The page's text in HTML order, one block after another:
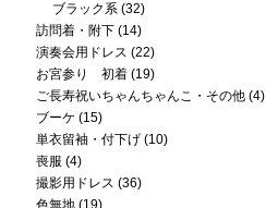
ブラック系(32)
訪問着・附下(14)
演奏会用ドレス (22)
お宮参り 初着(19)
ご長寿祝いちゃんちゃんこ・その他(4)
ブーケ (15)
単衣留袖・付下げ(10)
喪服 (4)
撮影用ドレス (36)
色無地(19)